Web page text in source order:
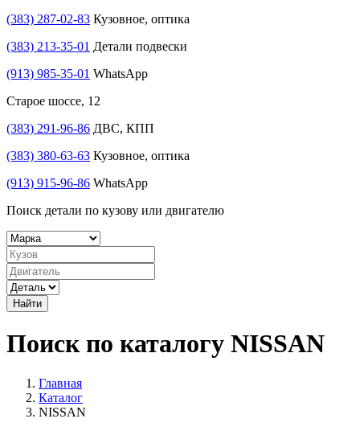
(383) 287-02-83 Кузовное, оптика
(383) 213-35-01 Детали подвески
(913) 985-35-01 WhatsApp
Старое шоссе, 12
(383) 291-96-86 ДВС, КПП
(383) 380-63-63 Кузовное, оптика
(913) 915-96-86 WhatsApp
Поиск детали по кузову или двигателю
Найти
Поиск по каталогу NISSAN
Главная
Каталог
NISSAN